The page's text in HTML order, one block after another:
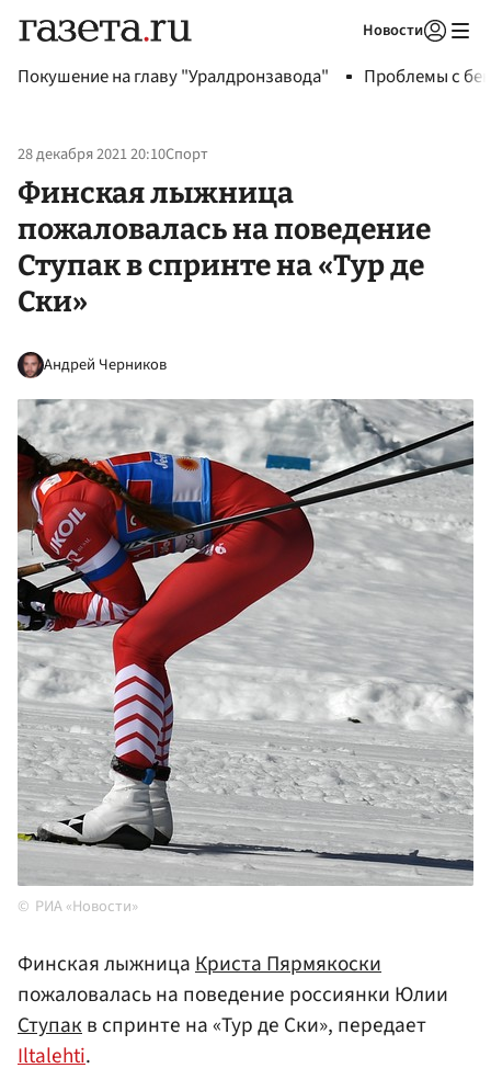
Новости
Покушение на главу "Уралдронзавода" Проблемы с
28 декабря 2021 20:10Спорт
Финская лыжница
пожаловалась на поведение
Ступак в спринте на «Тур де
Ски»
Андрей Черников
РИА «Новости»
Финская лыжницаКриста Пярмякоски
пожаловалась на поведение россиянки Юлии
Ступакв спринте на «Тур де Ски», передает
Iltalehti.